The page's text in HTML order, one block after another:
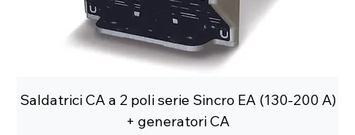
Saldatrici CA a 2 poli serie Sincro EA (130-200 A)
+ generatori CA